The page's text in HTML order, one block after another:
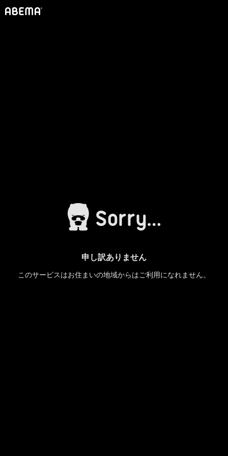
申し訳ありません
このサービスはお住まいの地域からはご利用になれません。